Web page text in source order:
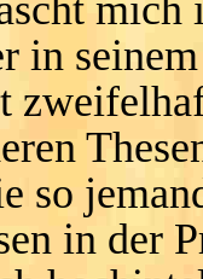
in
so
in der